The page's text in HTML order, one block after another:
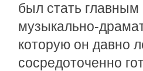
был стать
музыкально-
которую он давно
сосредоточенно